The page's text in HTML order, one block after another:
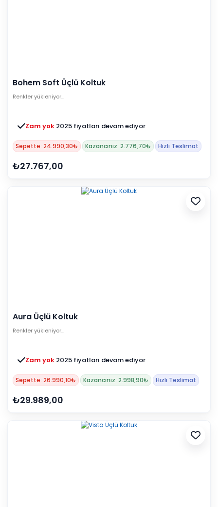
Bohem Soft Üçlü Koltuk
Renkler yükleniyor…
Zam yok 2025 fiyatları devam ediyor
Sepette: 24.990,30₺ Kazancınız: 2.776,70₺ Hızlı Teslimat
₺27.767,00
Aura Üçlü Koltuk
Renkler yükleniyor…
Zam yok 2025 fiyatları devam ediyor
Sepette: 26.990,10₺ Kazancınız: 2.998,90₺ Hızlı Teslimat
₺29.989,00